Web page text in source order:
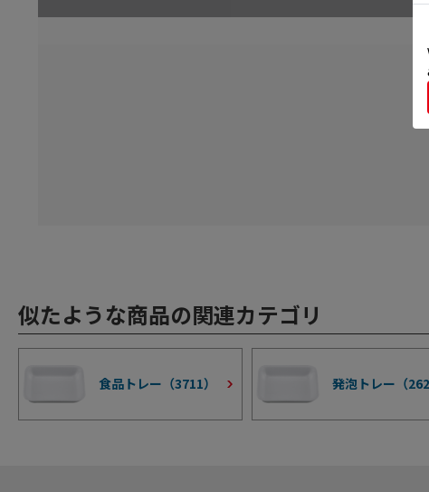
似たような商品の関連カテゴリ
食品トレー（3711） 発泡トレー（